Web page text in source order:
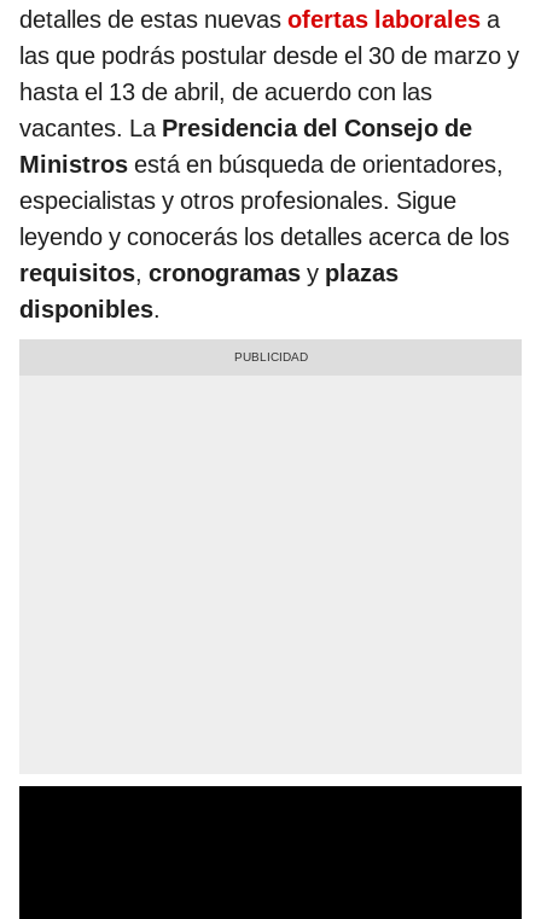
detalles de estas nuevas ofertas laborales a
las que podrás postular desde el 30 de marzo y
hasta el 13 de abril, de acuerdo con las
vacantes. La Presidencia del Consejo de
Ministros está en búsqueda de orientadores,
especialistas y otros profesionales. Sigue
leyendo y conocerás los detalles acerca de los
requisitos, cronogramas y plazas
disponibles.